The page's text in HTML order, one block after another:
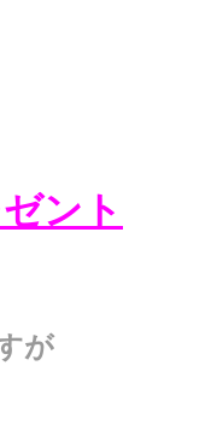
ント
が